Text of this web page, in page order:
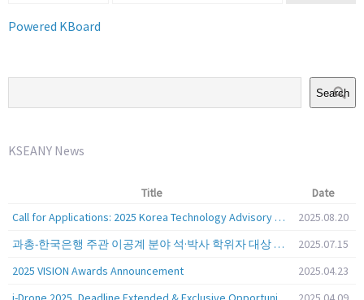
Powered KBoard
Search
KSEANY News
Title
Date
Call for Applications: 2025 Korea Technology Advisory Group (K-TAG)
2025.08.20
과총-한국은행 주관 이공계 분야 석·박사 학위자 대상 서베이
2025.07.15
2025 VISION Awards Announcement
2025.04.23